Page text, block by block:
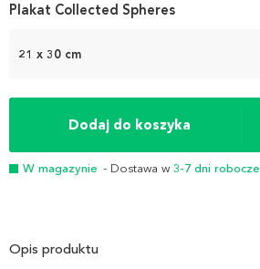
1
21 x 30 cm
Dodaj do koszyka
W magazynie - Dostawa w 3-7 dni robocze
Plakat Collected Spheres
Opis produktu